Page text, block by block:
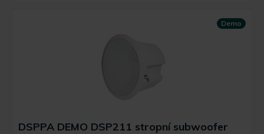
Demo
DSPPA DEMO DSP211 stropní subwoofer